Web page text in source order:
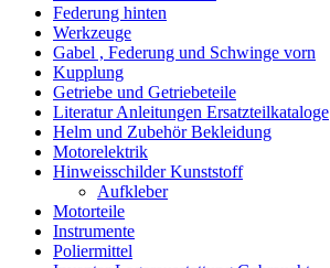
Federung hinten
Werkzeuge
Gabel , Federung und Schwinge vorn
Kupplung
Getriebe und Getriebeteile
Literatur Anleitungen Ersatzteilkataloge
Helm und Zubehör Bekleidung
Motorelektrik
Hinweisschilder Kunststoff
Aufkleber
Motorteile
Instrumente
Poliermittel